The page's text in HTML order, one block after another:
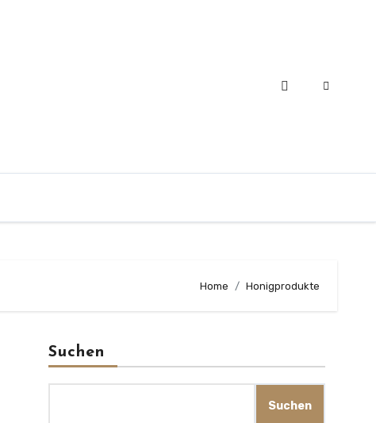
Home Honigprodukte
Suchen
Suchen